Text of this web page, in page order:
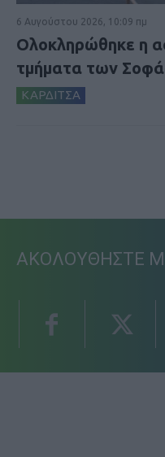
6 Αυγούστου 2026, 10:09 πμ
Ολοκληρώθηκε η
τμήματα των
ΚΑΡΔΙΤΣΑ
ΑΚΟΛΟΥΘΗΣΤΕ